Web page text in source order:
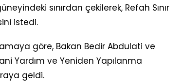
sınırdan çekilerek, Refah Sınır
istedi.
göre, Bakan Bedir Abdulati ve
Yardım ve Yeniden Yapılanma
geldi.